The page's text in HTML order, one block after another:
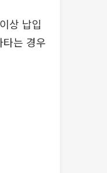
상 납입
는 경우